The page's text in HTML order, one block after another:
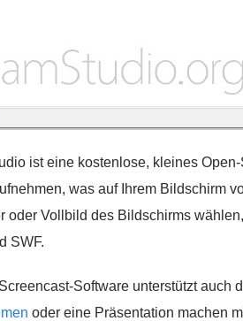
ist eine kostenlose, kleines
was auf Ihrem Bildschirm
oder Vollbild des Bildschirms
SWF.
Software unterstützt auch
oder eine Präsentation machen